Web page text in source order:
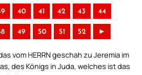
40 41 42 43 44
49 50 51 52 ►
vom HERRN geschah zu Jeremia im
des Königs in Juda, welches ist das